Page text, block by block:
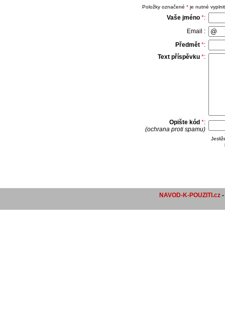
Položky označené *je nutné
Vaše jméno *:
Email :
Předmět *:
Text příspěvku *:
Opište kód *:
(ochrana proti spamu)
NAVOD-K-POUZITI.cz